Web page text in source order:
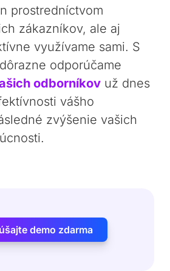
prostredníctvom
zákazníkov, ale aj
využívame sami. S
odporúčame
odborníkov už dnes
vášho
zvýšenie vašich
demo zdarma